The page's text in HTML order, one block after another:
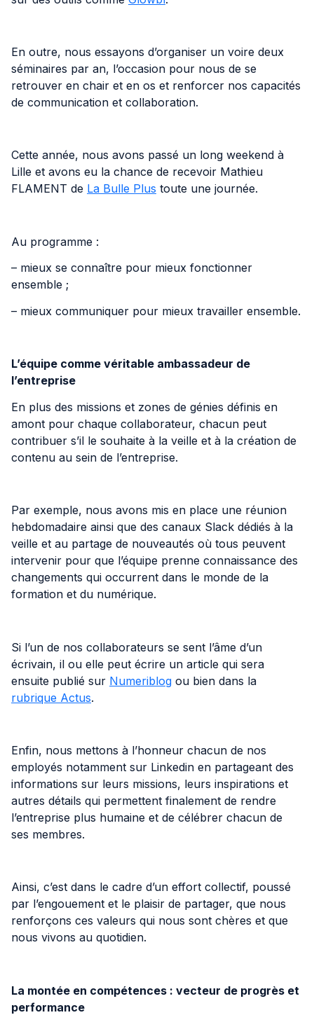
En outre, nous essayons d’organiser un voire deux
séminaires par an, l’occasion pour nous de se
retrouver en chair et en os et renforcer nos capacités
de communication et collaboration.
Cette année, nous avons passé un long weekend à
Lille et avons eu la chance de recevoir Mathieu
FLAMENT de La Bulle Plus toute une journée.
Au programme :
– mieux se connaître pour mieux fonctionner
ensemble ;
– mieux communiquer pour mieux travailler ensemble.
L’équipe comme véritable ambassadeur de
l’entreprise
En plus des missions et zones de génies définis en
amont pour chaque collaborateur, chacun peut
contribuer s’il le souhaite à la veille et à la création de
contenu au sein de l’entreprise.
Par exemple, nous avons mis en place une réunion
hebdomadaire ainsi que des canaux Slack dédiés à la
veille et au partage de nouveautés où tous peuvent
intervenir pour que l’équipe prenne connaissance des
changements qui occurrent dans le monde de la
formation et du numérique.
Si l’un de nos collaborateurs se sent l’âme d’un
écrivain, il ou elle peut écrire un article qui sera
ensuite publié sur Numeriblog ou bien dans la
rubrique Actus.
Enfin, nous mettons à l’honneur chacun de nos
employés notamment sur Linkedin en partageant des
informations sur leurs missions, leurs inspirations et
autres détails qui permettent finalement de rendre
l’entreprise plus humaine et de célébrer chacun de
ses membres.
Ainsi, c’est dans le cadre d’un effort collectif, poussé
par l’engouement et le plaisir de partager, que nous
renforçons ces valeurs qui nous sont chères et que
nous vivons au quotidien.
La montée en compétences : vecteur de progrès et
performance